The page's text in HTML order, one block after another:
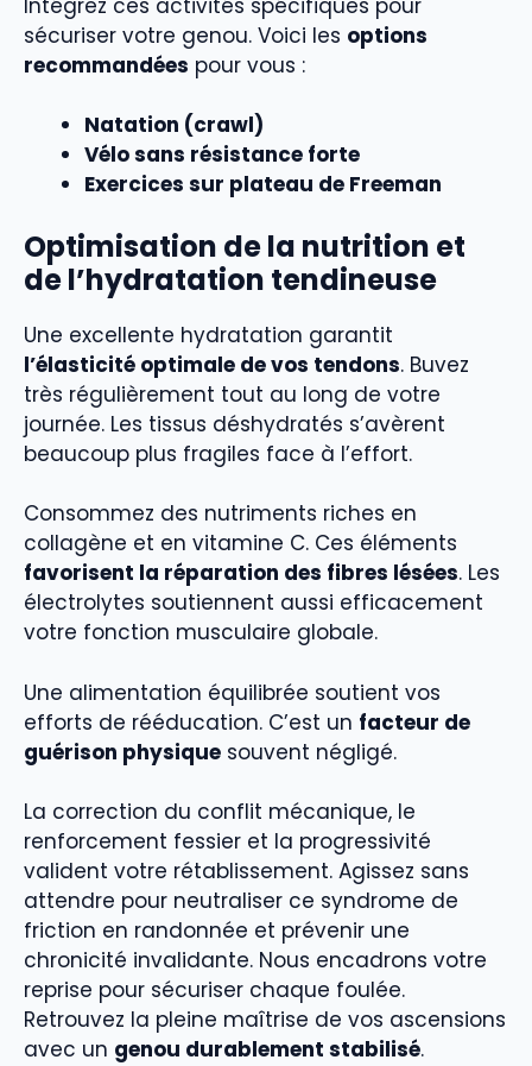
Intégrez ces activités spécifiques pour
sécuriser votre genou. Voici les options
recommandées pour vous :
Natation (crawl)
Vélo sans résistance forte
Exercices sur plateau de Freeman
Optimisation de la nutrition et
de l’hydratation tendineuse
Une excellente hydratation garantit
l’élasticité optimale de vos tendons. Buvez
très régulièrement tout au long de votre
journée. Les tissus déshydratés s’avèrent
beaucoup plus fragiles face à l’effort.
Consommez des nutriments riches en
collagène et en vitamine C. Ces éléments
favorisent la réparation des fibres lésées. Les
électrolytes soutiennent aussi efficacement
votre fonction musculaire globale.
Une alimentation équilibrée soutient vos
efforts de rééducation. C’est un facteur de
guérison physique souvent négligé.
La correction du conflit mécanique, le
renforcement fessier et la progressivité
valident votre rétablissement. Agissez sans
attendre pour neutraliser ce syndrome de
friction en randonnée et prévenir une
chronicité invalidante. Nous encadrons votre
reprise pour sécuriser chaque foulée.
Retrouvez la pleine maîtrise de vos ascensions
avec un genou durablement stabilisé.